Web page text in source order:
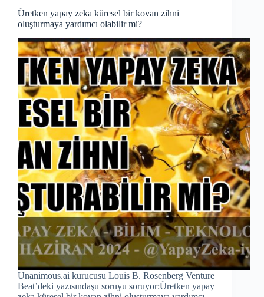
Üretken yapay zeka küresel bir kovan zihni
oluşturmaya yardımcı olabilir mi?
Unanimous.ai kurucusu Louis B. Rosenberg Venture
Beat’deki yazısındaşu soruyu soruyor:Üretken yapay